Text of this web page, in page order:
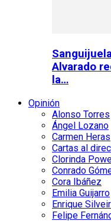
Alvarado
la…
Opinión
Alonso Torres
Ángel Lozano
Carmen Heras
Cartas al
Clorinda
Conrado
Cora Ibáñez
Emilia Guijarro
Enrique
Felipe